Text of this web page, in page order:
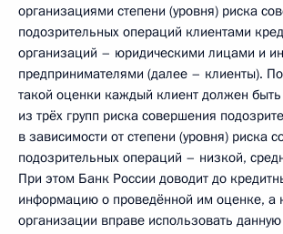
организациями степени (уровня) риска
подозрительных операций клиентами
организаций – юридическими лицами и
предпринимателями (далее – клиенты).
такой оценки каждый клиент должен быть
из трёх групп риска совершения
в зависимости от степени (уровня) риска
подозрительных операций – низкой,
При этом Банк России доводит до
информацию о проведённой им оценке, а
организации вправе использовать